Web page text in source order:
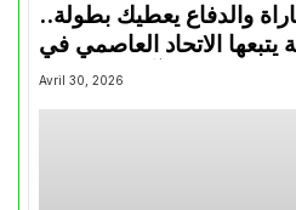
والدفاع يعطيك بطولة..
يتبعها الاتحاد العاصمي في
تتويجاته آخر السنوات
Avril 30, 2026